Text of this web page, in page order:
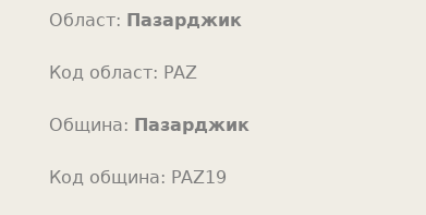
Област: Пазарджик
Код област: PAZ
Община: Пазарджик
Код община: PAZ19